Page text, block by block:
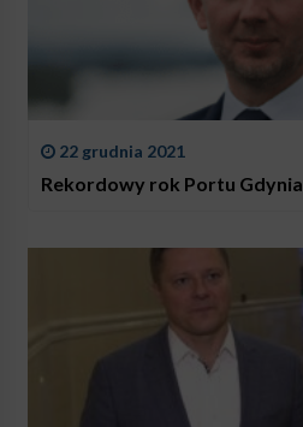
22 grudnia 2021
Rekordowy rok Portu Gdynia